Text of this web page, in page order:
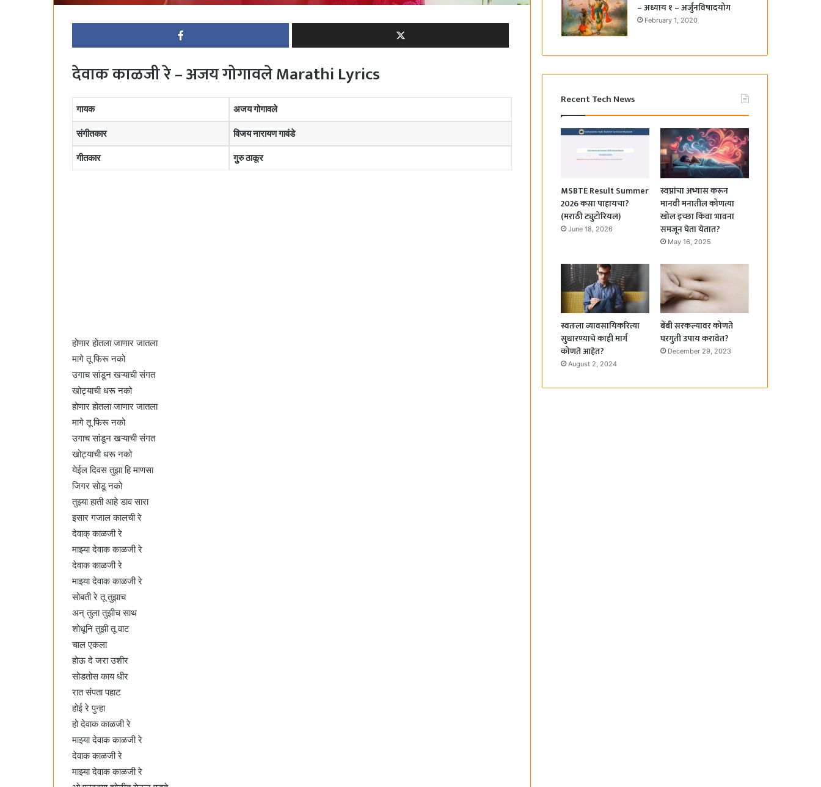
देवाक काळजी रे – अजय गोगावले Marathi Lyrics
गायक अजय गोगावले
संगीतकार विजय नारायण गावंडे
गीतकार गुरु ठाकूर
होणार होतला जाणार जातला
मागे तू फिरू नको
उगाच सांडून खऱ्याची संगत
खोट्याची धरू नको
होणार होतला जाणार जातला
मागे तू फिरू नको
उगाच सांडून खऱ्याची संगत
खोट्याची धरू नको
येईल दिवस तुझा हि माणसा
जिगर सोडू नको
तुझ्या हाती आहे डाव सारा
इसार गजाल कालची रे
देवाक् काळजी रे
माझ्या देवाक काळजी रे
देवाक काळजी रे
माझ्या देवाक काळजी रे
सोबती रे तू तुझाच
अन् तुला तुझीच साथ
शोधूनि तुझी तू वाट
चाल एकला
होऊ दे जरा उशीर
सोडतोस काय धीर
रात संपता पहाट
होई रे पुन्हा
हो देवाक काळजी रे
माझ्या देवाक काळजी रे
देवाक काळजी रे
माझ्या देवाक काळजी रे
– अध्याय १ – अर्जुनविषादयोग
February 1, 2020
Recent Tech News
MSBTE Result Summer
2026 कसा पाहायचा?
(मराठी ट्युटोरियल)
June 18, 2026
स्वप्नांचा अभ्यास करून
मानवी मनातील कोणत्या
खोल इच्छा किंवा भावना
समजून घेता येतात?
May 16, 2025
स्वतःला व्यावसायिकरित्या
सुधारण्याचे काही मार्ग
कोणते आहेत?
August 2, 2024
बेंबी सरकल्यावर कोणते
घरगुती उपाय करावेत?
December 29, 2023